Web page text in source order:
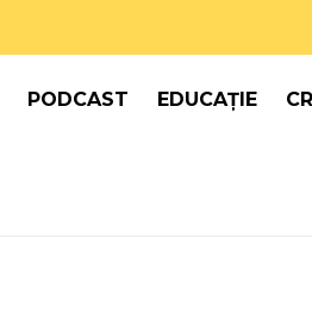
PODCAST EDUCAȚIE